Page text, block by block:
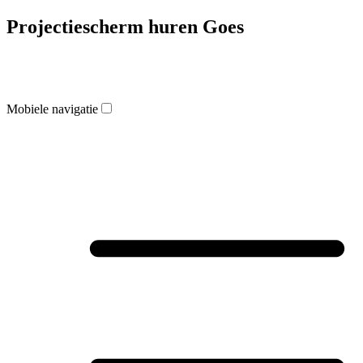
Projectiescherm huren Goes
Mobiele navigatie